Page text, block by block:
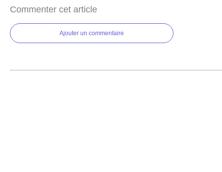
Commenter cet article
Ajouter un commentaire